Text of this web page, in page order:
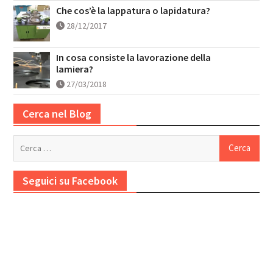
Che cos’è la lappatura o lapidatura?
28/12/2017
In cosa consiste la lavorazione della
lamiera?
27/03/2018
Cerca nel Blog
Seguici su Facebook